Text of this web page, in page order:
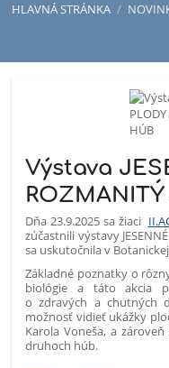
HLAVNÁ STRÁNKA /
Výstava
Dňa 23.9.2025 sa žiaci
zúčastnili výstavy
sa uskutočnila v
Základné poznatky o
biológie a táto akcia
o zdravých a chutných
možnosť vidieť ukážky
Karola Voneša, a
druhoch húb.